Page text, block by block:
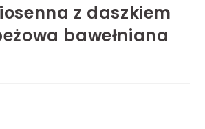
z daszkiem
bawełniana